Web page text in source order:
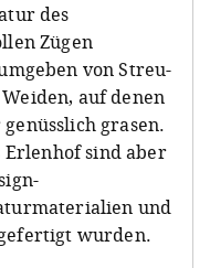
des
Zügen
von Streu-
auf denen
grasen.
sind aber
und
wurden.